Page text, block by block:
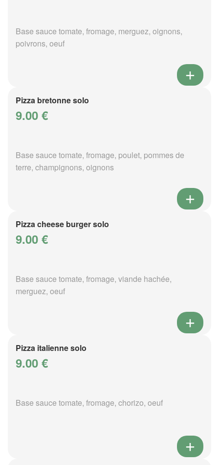
Base sauce tomate, fromage, merguez, oignons,
poivrons, oeuf
Pizza bretonne solo
9.00 €
Base sauce tomate, fromage, poulet, pommes de
terre, champignons, oignons
Pizza cheese burger solo
9.00 €
Base sauce tomate, fromage, viande hachée,
merguez, oeuf
Pizza italienne solo
9.00 €
Base sauce tomate, fromage, chorizo, oeuf